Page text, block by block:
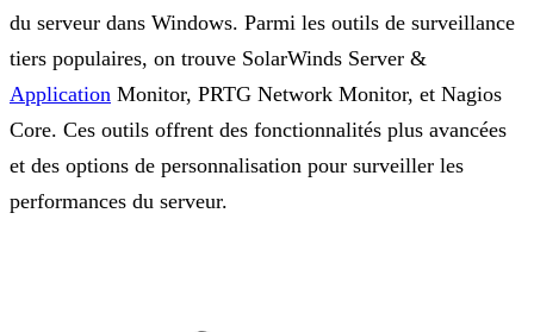
du serveur dans Windows. Parmi les outils de surveillance
tiers populaires, on trouve SolarWinds Server &
Application Monitor, PRTG Network Monitor, et Nagios
Core. Ces outils offrent des fonctionnalités plus avancées
et des options de personnalisation pour surveiller les
performances du serveur.